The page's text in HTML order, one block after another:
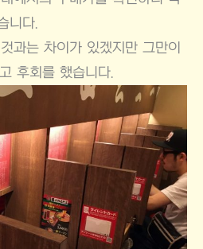
니다.
과는 차이가 있겠지만 그만이
후회를 했습니다.